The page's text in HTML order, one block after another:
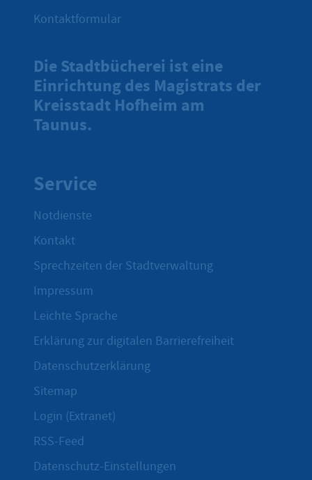
Kontaktformular
Die Stadtbücherei ist eine
Einrichtung des Magistrats der
Kreisstadt Hofheim am
Taunus.
Service
Notdienste
Kontakt
Sprechzeiten der Stadtverwaltung
Impressum
Leichte Sprache
Erklärung zur digitalen Barrierefreiheit
Datenschutzerklärung
Sitemap
Login (Extranet)
RSS-Feed
Datenschutz-Einstellungen